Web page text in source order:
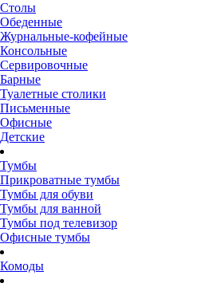
Столы
Обеденные
Журнальные-кофейные
Консольные
Сервировочные
Барные
Туалетные столики
Письменные
Офисные
Детские
Тумбы
Прикроватные тумбы
Тумбы для обуви
Тумбы для ванной
Тумбы под телевизор
Офисные тумбы
Комоды